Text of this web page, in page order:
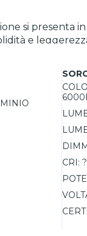
si presenta
e
la funzione
CRI: